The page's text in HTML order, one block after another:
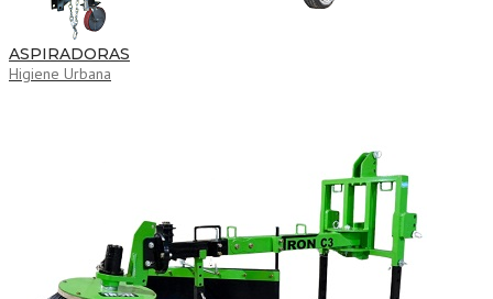
ASPIRADORAS
Higiene Urbana